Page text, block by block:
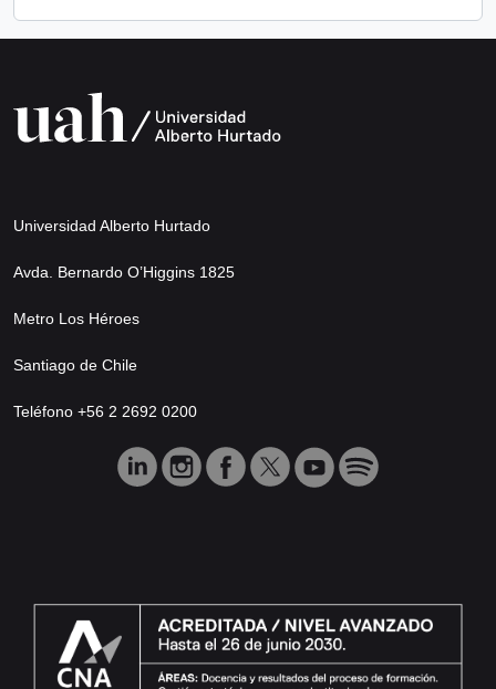
Universidad Alberto Hurtado
Avda. Bernardo O’Higgins 1825
Metro Los Héroes
Santiago de Chile
Teléfono +56 2 2692 0200